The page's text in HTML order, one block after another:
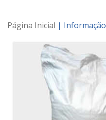
Página Inicial | Informação